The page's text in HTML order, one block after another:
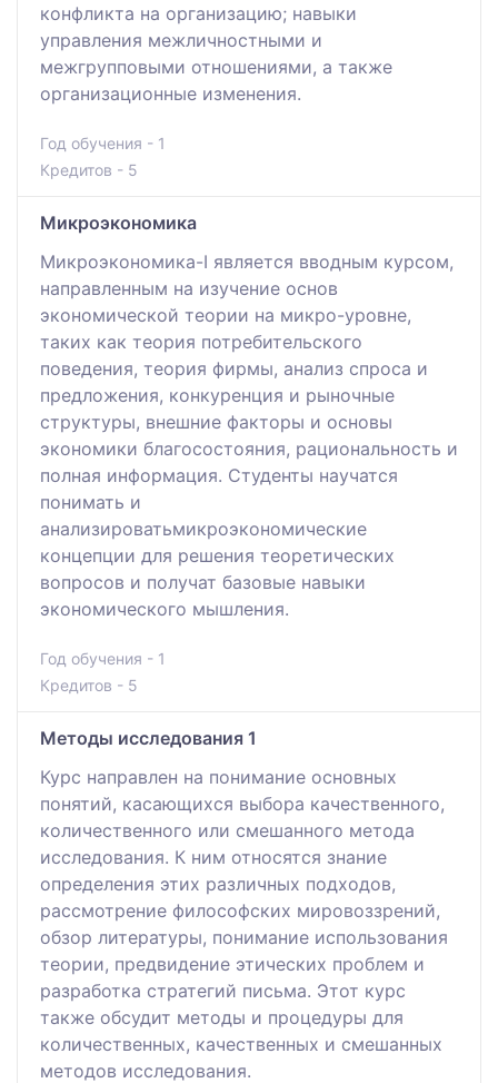
конфликта на организацию; навыки
управления межличностными и
межгрупповыми отношениями, а также
организационные изменения.
Год обучения - 1
Кредитов - 5
Микроэкономика
Микроэкономика-I является вводным курсом,
направленным на изучение основ
экономической теории на микро-уровне,
таких как теория потребительского
поведения, теория фирмы, анализ спроса и
предложения, конкуренция и рыночные
структуры, внешние факторы и основы
экономики благосостояния, рациональность и
полная информация. Студенты научатся
понимать и
анализироватьмикроэкономические
концепции для решения теоретических
вопросов и получат базовые навыки
экономического мышления.
Год обучения - 1
Кредитов - 5
Методы исследования 1
Курс направлен на понимание основных
понятий, касающихся выбора качественного,
количественного или смешанного метода
исследования. К ним относятся знание
определения этих различных подходов,
рассмотрение философских мировоззрений,
обзор литературы, понимание использования
теории, предвидение этических проблем и
разработка стратегий письма. Этот курс
также обсудит методы и процедуры для
количественных, качественных и смешанных
методов исследования.